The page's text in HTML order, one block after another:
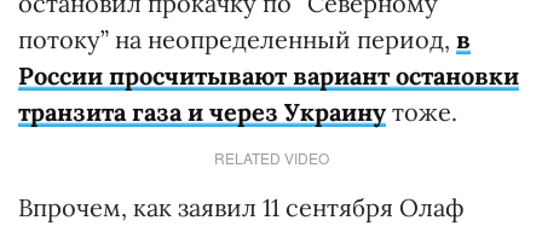
потоку” на неопределенный период, в
России просчитывают вариант остановки
транзита газа и через Украину тоже.
RELATED VIDEO
Впрочем, как заявил 11 сентября Олаф